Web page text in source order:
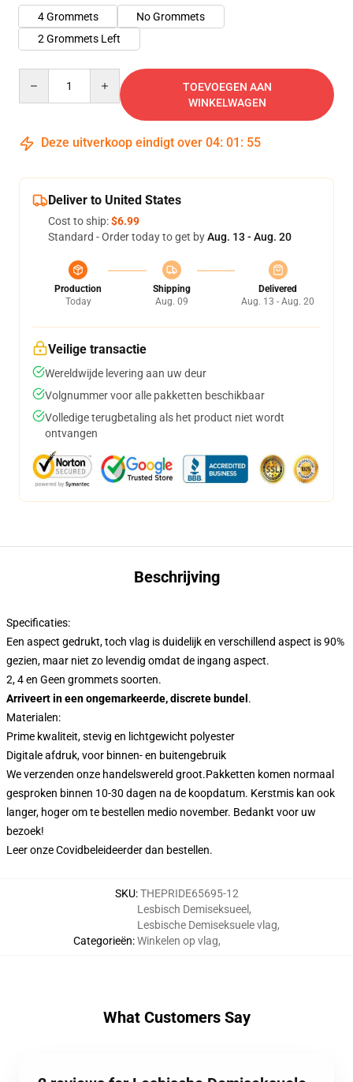
4 Grommets
No Grommets
2 Grommets Left
TOEVOEGEN AAN
WINKELWAGEN
Deze uitverkoop eindigt over 04: 01 : 55
Deliver to United States
Cost to ship:$6.99
Standard - Order today to get byAug. 13 - Aug. 20
Production
Today
Shipping
Aug. 09
Delivered
Aug. 13 - Aug. 20
Veilige transactie
Wereldwijde levering aan uw deur
Volgnummer voor alle pakketten beschikbaar
Volledige terugbetaling als het product niet wordt
ontvangen
Beschrijving
Specificaties:
Een aspect gedrukt, toch vlag is duidelijk en verschillend aspect is 90%
gezien, maar niet zo levendig omdat de ingang aspect.
2, 4 en Geen grommets soorten.
Arriveert in een ongemarkeerde, discrete bundel .
Materialen:
Prime kwaliteit, stevig en lichtgewicht polyester
Digitale afdruk, voor binnen- en buitengebruik
We verzenden onze handelswereld groot.Pakketten komen normaal
gesproken binnen 10-30 dagen na de koopdatum. Kerstmis kan ook
langer, hoger om te bestellen medio november. Bedankt voor uw
bezoek!
Leer onze Covidbeleideerder dan bestellen.
SKU:THEPRIDE65695-12
Categorieën:
Lesbisch Demiseksueel ,
Lesbische Demiseksuele vlag,
Winkelen op vlag,
What Customers Say